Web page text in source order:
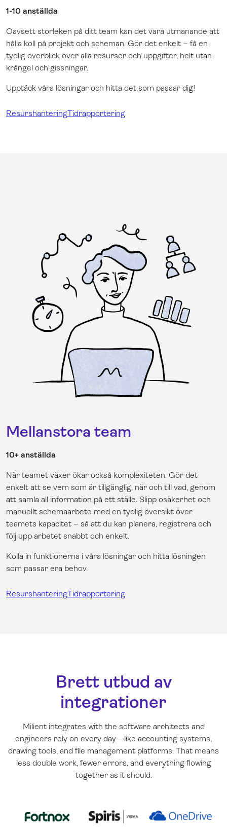
1-10 anställda
Oavsett storleken på ditt team kan det vara utmanande att
hålla koll på projekt och scheman. Gör det enkelt – få en
tydlig överblick över alla resurser och uppgifter, helt utan
krångel och gissningar.
Upptäck våra lösningar och hitta det som passar dig!
ResurshanteringTidrapportering
Mellanstora team
10+ anställda
När teamet växer ökar också komplexiteten. Gör det
enkelt att se vem som är tillgänglig, när och till vad, genom
att samla all information på ett ställe. Slipp osäkerhet och
manuellt schemaarbete med en tydlig översikt över
teamets kapacitet – så att du kan planera, registrera och
följ upp arbetet snabbt och enkelt.
Kolla in funktionerna i våra lösningar och hitta lösningen
som passar era behov.
ResurshanteringTidrapportering
Brett utbud av
integrationer
Milient integrates with the software architects and
engineers rely on every day—like accounting systems,
drawing tools, and file management platforms. That means
less double work, fewer errors, and everything flowing
together as it should.